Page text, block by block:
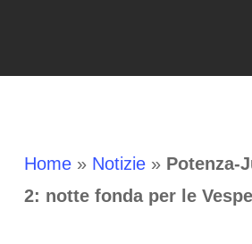
Home» Notizie» Potenza-
2: notte fonda per le